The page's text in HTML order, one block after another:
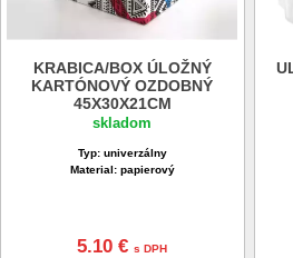
KRABICA/BOX ÚLOŽNÝ
KARTÓNOVÝ OZDOBNÝ
45X30X21CM
skladom
Typ: univerzálny
Material: papierový
5.10 €s DPH